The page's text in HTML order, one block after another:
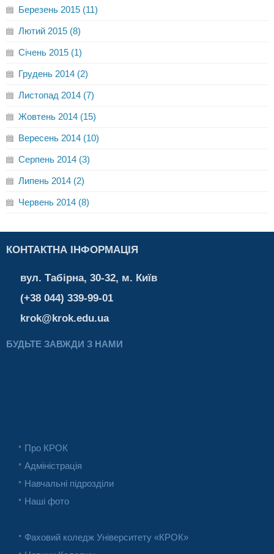
Березень 2015 (11)
Лютий 2015 (8)
Січень 2015 (1)
Грудень 2014 (2)
Листопад 2014 (7)
Жовтень 2014 (15)
Вересень 2014 (10)
Серпень 2014 (3)
Липень 2014 (2)
Червень 2014 (8)
КОНТАКТНА ІНФОРМАЦІЯ
вул. Табірна, 30-32, м. Київ
(+38 044) 339-99-01
krok@krok.edu.ua
БУДЬТЕ ЗАВЖДИ З НАМИ
Про КРОК
Адміністрація
Навчальні підрозділи
Наші фото
Фаховий коледж Університету «КРОК»